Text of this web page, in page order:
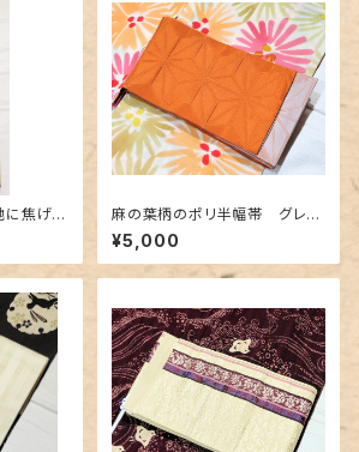
焦げ茶
麻の葉柄のポリ半幅帯 グレー
✕オレンジ
¥5,000